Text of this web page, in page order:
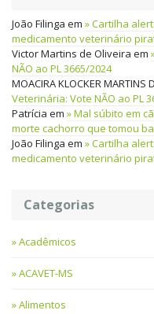
João Filinga em
Cartilha
medicamento veterinário
Victor Martins de Oliveira em
NÃO ao PL 3665/2024
MOACIRA KLOCKER MARTINS
Veterinária: Vote NÃO ao PL
Patrícia em
Mal súbito em
morte cachorro que tomou
João Filinga em
Cartilha
medicamento veterinário
Categorias
Acadêmicos
ACAVET-MS
Alimentos